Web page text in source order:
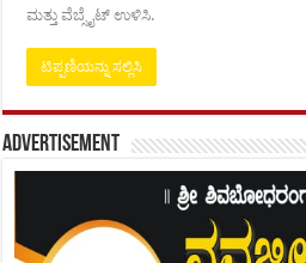
ಮತ್ತು ವೆಬ್ಸೈಟ್ ಉಳಿಸಿ.
Advertisement